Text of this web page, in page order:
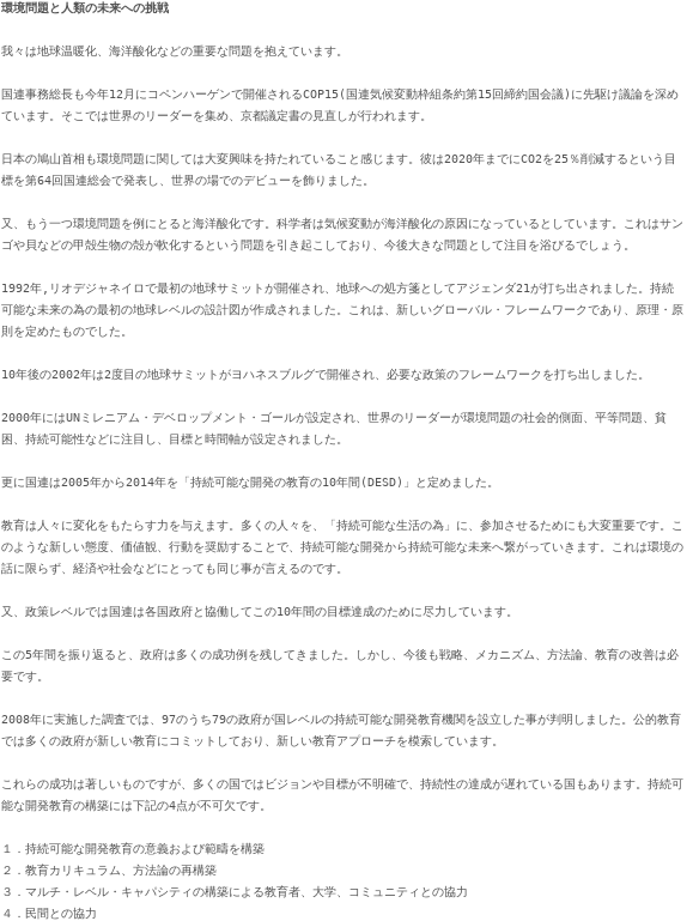
環境問題と人類の未来への挑戦
我々は地球温暖化、海洋酸化などの重要な問題を抱えています。
国連事務総長も今年12月にコペンハーゲンで開催されるCOP15(国連気候変動枠組条約第15回締約国会議)に先駆け議論を深め
ています。そこでは世界のリーダーを集め、京都議定書の見直しが行われます。
日本の鳩山首相も環境問題に関しては大変興味を持たれていること感じます。彼は2020年までにCO2を25％削減するという目
標を第64回国連総会で発表し、世界の場でのデビューを飾りました。
又、もう一つ環境問題を例にとると海洋酸化です。科学者は気候変動が海洋酸化の原因になっているとしています。これはサン
ゴや貝などの甲殻生物の殻が軟化するという問題を引き起こしており、今後大きな問題として注目を浴びるでしょう。
1992年,リオデジャネイロで最初の地球サミットが開催され、地球への処方箋としてアジェンダ21が打ち出されました。持続
可能な未来の為の最初の地球レベルの設計図が作成されました。これは、新しいグローバル・フレームワークであり、原理・原
則を定めたものでした。
10年後の2002年は2度目の地球サミットがヨハネスブルグで開催され、必要な政策のフレームワークを打ち出しました。
2000年にはUNミレニアム・デベロップメント・ゴールが設定され、世界のリーダーが環境問題の社会的側面、平等問題、貧
困、持続可能性などに注目し、目標と時間軸が設定されました。
更に国連は2005年から2014年を「持続可能な開発の教育の10年間(DESD)」と定めました。
教育は人々に変化をもたらす力を与えます。多くの人々を、「持続可能な生活の為」に、参加させるためにも大変重要です。こ
のような新しい態度、価値観、行動を奨励することで、持続可能な開発から持続可能な未来へ繋がっていきます。これは環境の
話に限らず、経済や社会などにとっても同じ事が言えるのです。
又、政策レベルでは国連は各国政府と協働してこの10年間の目標達成のために尽力しています。
この5年間を振り返ると、政府は多くの成功例を残してきました。しかし、今後も戦略、メカニズム、方法論、教育の改善は必
要です。
2008年に実施した調査では、97のうち79の政府が国レベルの持続可能な開発教育機関を設立した事が判明しました。公的教育
では多くの政府が新しい教育にコミットしており、新しい教育アプローチを模索しています。
これらの成功は著しいものですが、多くの国ではビジョンや目標が不明確で、持続性の達成が遅れている国もあります。持続可
能な開発教育の構築には下記の4点が不可欠です。
１．持続可能な開発教育の意義および範疇を構築
２．教育カリキュラム、方法論の再構築
３．マルチ・レベル・キャパシティの構築による教育者、大学、コミュニティとの協力
４．民間との協力